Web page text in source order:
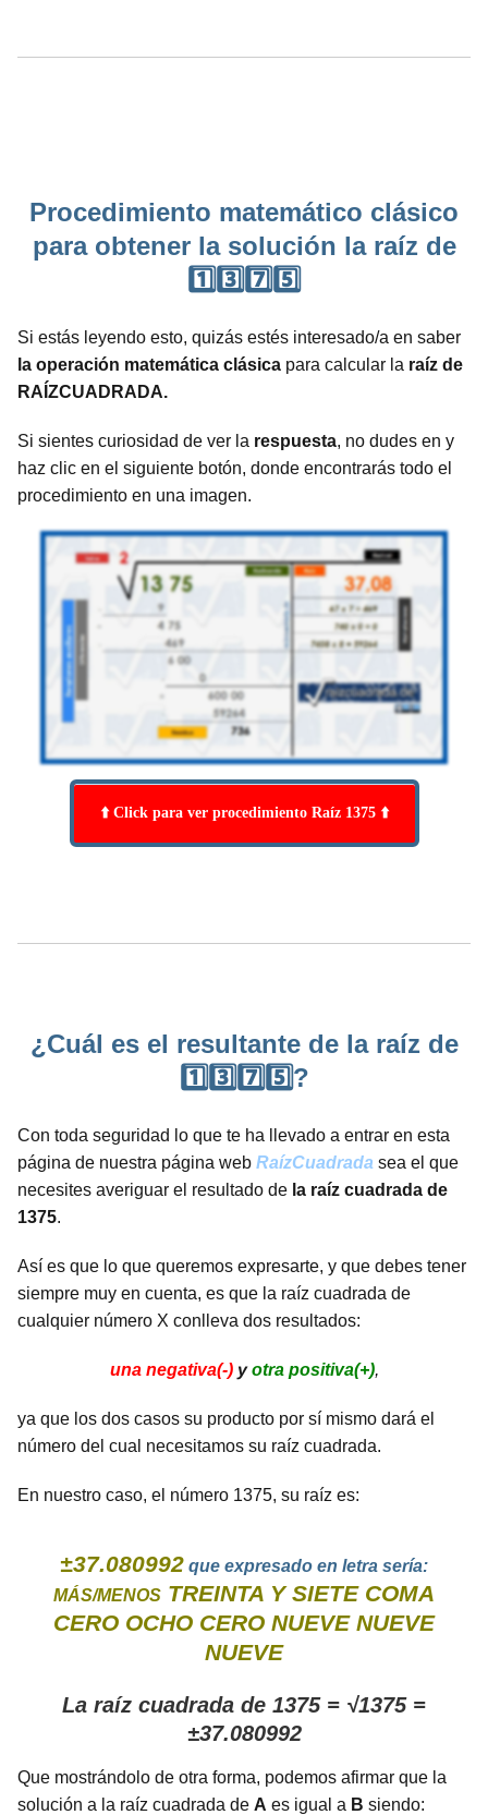
Procedimiento matemático clásico
para obtener la solución la raíz de
1️⃣3️⃣7️⃣5️⃣
Si estás leyendo esto, quizás estés interesado/a en saber
la operación matemática clásica para calcular la raíz de
RAÍZCUADRADA.
Si sientes curiosidad de ver la respuesta, no dudes en y
haz clic en el siguiente botón, donde encontrarás todo el
procedimiento en una imagen.
⬆️ Click para ver procedimiento Raíz 1375 ⬆️
¿Cuál es el resultante de la raíz de
1️⃣3️⃣7️⃣5️⃣?
Con toda seguridad lo que te ha llevado a entrar en esta
página de nuestra página web RaízCuadrada sea el que
necesites averiguar el resultado de la raíz cuadrada de
1375.
Así es que lo que queremos expresarte, y que debes tener
siempre muy en cuenta, es que la raíz cuadrada de
cualquier número X conlleva dos resultados:
una negativa(-)yotra positiva(+),
ya que los dos casos su producto por sí mismo dará el
número del cual necesitamos su raíz cuadrada.
En nuestro caso, el número 1375, su raíz es:
±37.080992 que expresado en letra sería:
MÁS/MENOS TREINTA Y SIETE COMA
CERO OCHO CERO NUEVE NUEVE
NUEVE
La raíz cuadrada de 1375 = √1375 =
±37.080992
Que mostrándolo de otra forma, podemos afirmar que la
solución a la raíz cuadrada de A es igual a B siendo: